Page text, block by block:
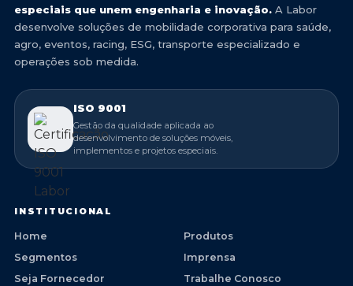
especiais que unem engenharia e inovação. A Labor
desenvolve soluções de mobilidade corporativa para saúde,
agro, eventos, racing, ESG, transporte especializado e
operações sob medida.
ISO 9001
Gestão da qualidade aplicada ao
desenvolvimento de soluções móveis,
implementos e projetos especiais.
INSTITUCIONAL
Home
Produtos
Segmentos
Imprensa
Seja Fornecedor
Trabalhe Conosco